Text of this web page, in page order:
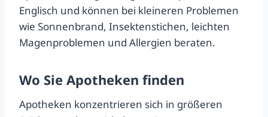
Englisch und können bei kleineren Problemen
wie Sonnenbrand, Insektenstichen, leichten
Magenproblemen und Allergien beraten.
Wo Sie Apotheken finden
Apotheken konzentrieren sich in größeren